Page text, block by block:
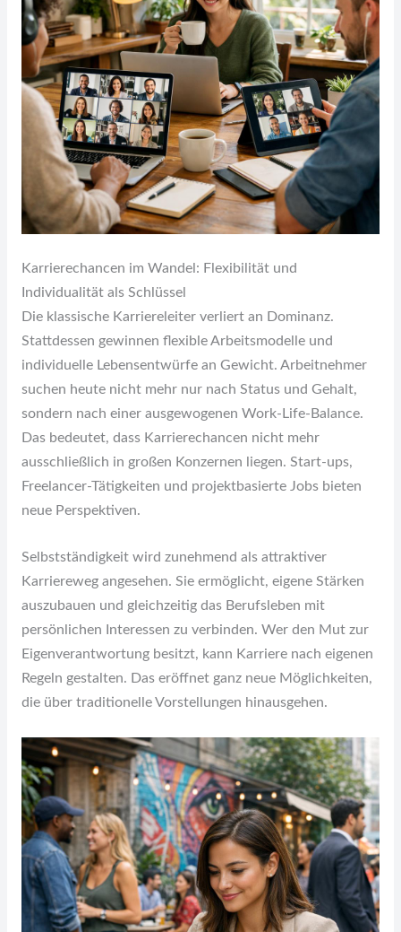
Karrierechancen im Wandel: Flexibilität und
Individualität als Schlüssel
Die klassische Karriereleiter verliert an Dominanz.
Stattdessen gewinnen flexible Arbeitsmodelle und
individuelle Lebensentwürfe an Gewicht. Arbeitnehmer
suchen heute nicht mehr nur nach Status und Gehalt,
sondern nach einer ausgewogenen Work-Life-Balance.
Das bedeutet, dass Karrierechancen nicht mehr
ausschließlich in großen Konzernen liegen. Start-ups,
Freelancer-Tätigkeiten und projektbasierte Jobs bieten
neue Perspektiven.
Selbstständigkeit wird zunehmend als attraktiver
Karriereweg angesehen. Sie ermöglicht, eigene Stärken
auszubauen und gleichzeitig das Berufsleben mit
persönlichen Interessen zu verbinden. Wer den Mut zur
Eigenverantwortung besitzt, kann Karriere nach eigenen
Regeln gestalten. Das eröffnet ganz neue Möglichkeiten,
die über traditionelle Vorstellungen hinausgehen.